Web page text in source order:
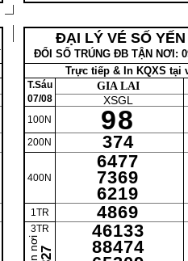
ĐẠI LÝ VÉ SỐ
ĐỔI SỐ TRÚNG ĐB TẬN NƠI:
Trực tiếp & In KQXS tại
T.Sáu
07/08
100N
200N
400N
1TR
3TR
GIA LAI
XSGL
98
374
6477
7369
6219
4869
46133
88474